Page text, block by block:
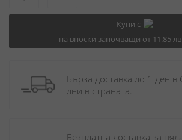
Купи с
на вноски започващи от 11.85
Бърза доставка до 1 ден
дни в страната.
Безплатна доставка за